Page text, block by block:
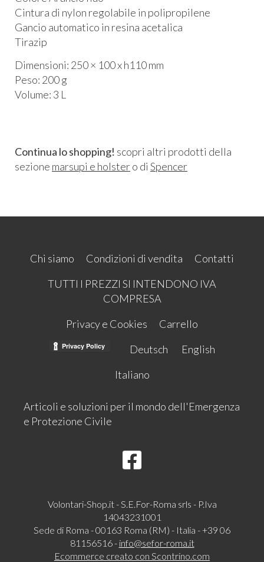
Cintura di nylon regolabile in polipropilene
Gancio automatico in resina acetalica
Tirazip
Dimensioni: 250 × 100 x h110 mm
Peso: 200 g
Volume: 3 L
Continua lo shopping! scopri altri prodotti della
sezione marsupi e holstero di Spencer
Chi siamo Condizioni di vendita
Contatti
TUTTI I PREZZI SI INTENDONO IVA
COMPRESA
Privacy e Cookies
Carrello
Deutsch
English
Italiano
Articoli e soluzioni per il mondo dell'Emergenza
e Protezione Civile
Volontari-Shop.it - S.E.For-Roma srls - P.Iva
14043231001
Sede di Roma - 00163 Roma (RM) - Italia - +39 06
81156516 - info@sefor-roma.it
Ecommerce creato con Scontrino.com